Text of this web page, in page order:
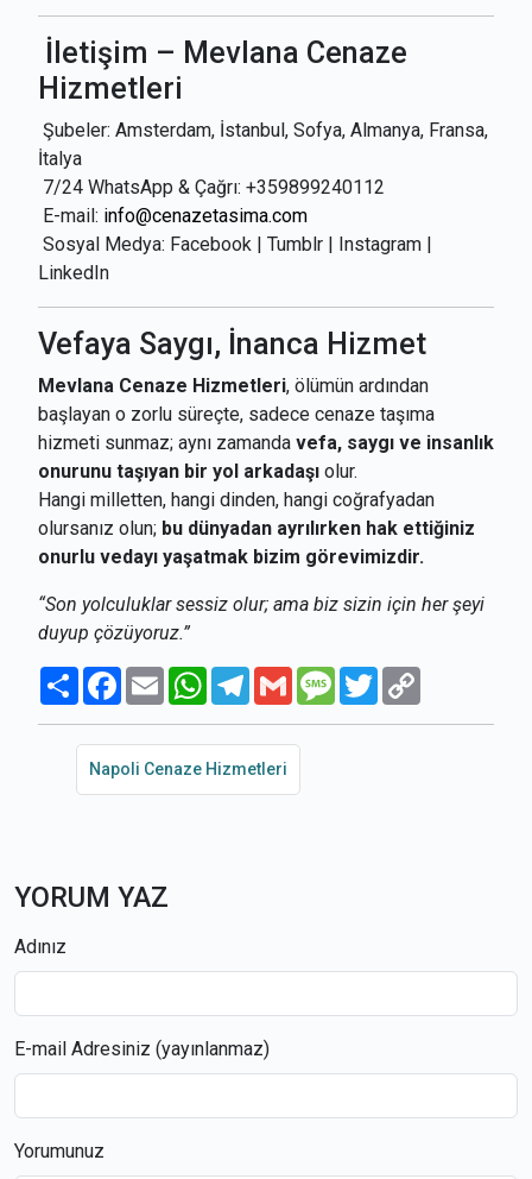
İletişim – Mevlana Cenaze
Hizmetleri
Şubeler: Amsterdam, İstanbul, Sofya, Almanya, Fransa,
İtalya
7/24 WhatsApp & Çağrı: +359899240112
E-mail: info@cenazetasima.com
Sosyal Medya: Facebook | Tumblr | Instagram |
LinkedIn
Vefaya Saygı, İnanca Hizmet
Mevlana Cenaze Hizmetleri, ölümün ardından
başlayan o zorlu süreçte, sadece cenaze taşıma
hizmeti sunmaz; aynı zamanda vefa, saygı ve insanlık
onurunu taşıyan bir yol arkadaşı olur.
Hangi milletten, hangi dinden, hangi coğrafyadan
olursanız olun; bu dünyadan ayrılırken hak ettiğiniz
onurlu vedayı yaşatmak bizim görevimizdir.
“Son yolculuklar sessiz olur; ama biz sizin için her şeyi
duyup çözüyoruz.”
PaylaşFacebook
Email WhatsAppTelegram
Gmail Message
Twitter
Napoli Cenaze Hizmetleri
YORUM YAZ
Adınız
E-mail Adresiniz (yayınlanmaz)
Yorumunuz